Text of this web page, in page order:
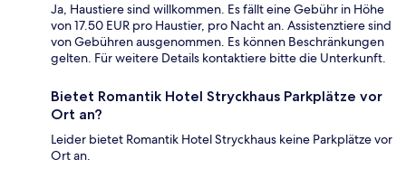
Ja, Haustiere sind willkommen. Es fällt eine Gebühr in Höhe
von 17.50 EUR pro Haustier, pro Nacht an. Assistenztiere sind
von Gebühren ausgenommen. Es können Beschränkungen
gelten. Für weitere Details kontaktiere bitte die Unterkunft.
Bietet Romantik Hotel Stryckhaus Parkplätze vor
Ort an?
Leider bietet Romantik Hotel Stryckhaus keine Parkplätze vor
Ort an.